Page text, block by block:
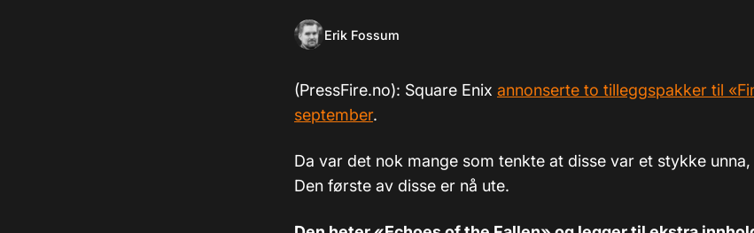
Erik Fossum
(PressFire.no): Square Enix annonserte to tilleggspakker til
september.
Da var det nok mange som tenkte at disse var et stykke
Den første av disse er nå ute.